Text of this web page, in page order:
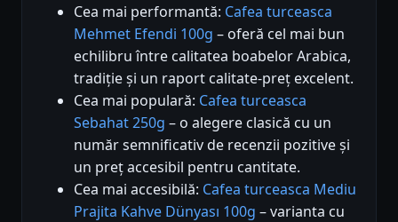
Cea mai performantă: Cafea turceasca
Mehmet Efendi 100g – oferă cel mai bun
echilibru între calitatea boabelor Arabica,
tradiție și un raport calitate-preț excelent.
Cea mai populară: Cafea turceasca
Sebahat 250g – o alegere clasică cu un
număr semnificativ de recenzii pozitive și
un preț accesibil pentru cantitate.
Cea mai accesibilă: Cafea turceasca Mediu
Prajita Kahve Dünyası 100g – varianta cu